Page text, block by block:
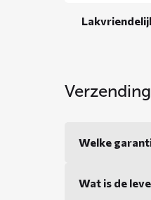
Welke
Wat is de